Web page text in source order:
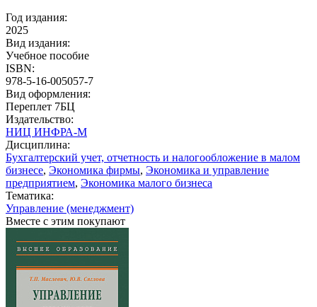
Год издания:
2025
Вид издания:
Учебное пособие
ISBN:
978-5-16-005057-7
Вид оформления:
Переплет 7БЦ
Издательство:
НИЦ ИНФРА-М
Дисциплина:
Бухгалтерский учет, отчетность и налогообложение в малом
бизнесе, Экономика фирмы, Экономика и управление
предприятием, Экономика малого бизнеса
Тематика:
Управление (менеджмент)
Вместе с этим покупают